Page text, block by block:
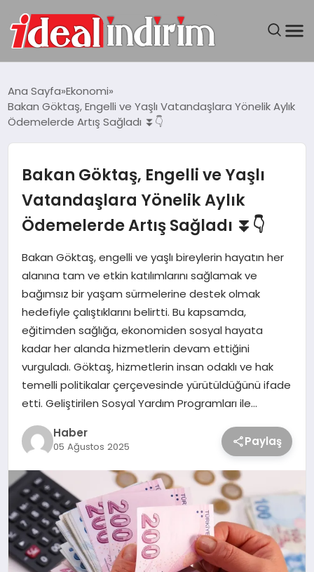
BILGISAYAR
TEKNOLOJI
YAŞAM
Ana Sayfa Ekonomi
Bakan Göktaş, Engelli ve Yaşlı Vatandaşlara Yönelik Aylık
Ödemelerde Artış Sağladı ⏬👇
Bakan Göktaş, Engelli ve Yaşlı
Vatandaşlara Yönelik Aylık
Ödemelerde Artış Sağladı ⏬👇
Bakan Göktaş, engelli ve yaşlı bireylerin hayatın her
alanına tam ve etkin katılımlarını sağlamak ve
bağımsız bir yaşam sürmelerine destek olmak
hedefiyle çalıştıklarını belirtti. Bu kapsamda,
eğitimden sağlığa, ekonomiden sosyal hayata
kadar her alanda hizmetlerin devam ettiğini
vurguladı. Göktaş, hizmetlerin insan odaklı ve hak
temelli politikalar çerçevesinde yürütüldüğünü ifade
etti. Geliştirilen Sosyal Yardım Programları ile…
Haber
05 Ağustos 2025 Paylaş